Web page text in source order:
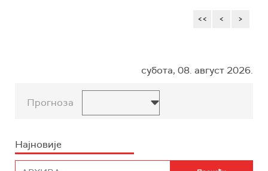
<< < >
субота, 08. август 2026.
Прогноза
Најновије